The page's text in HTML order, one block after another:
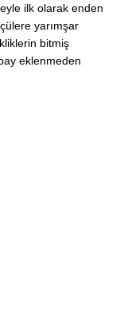
ilk olarak enden
yarımşar
bitmiş
eklenmeden